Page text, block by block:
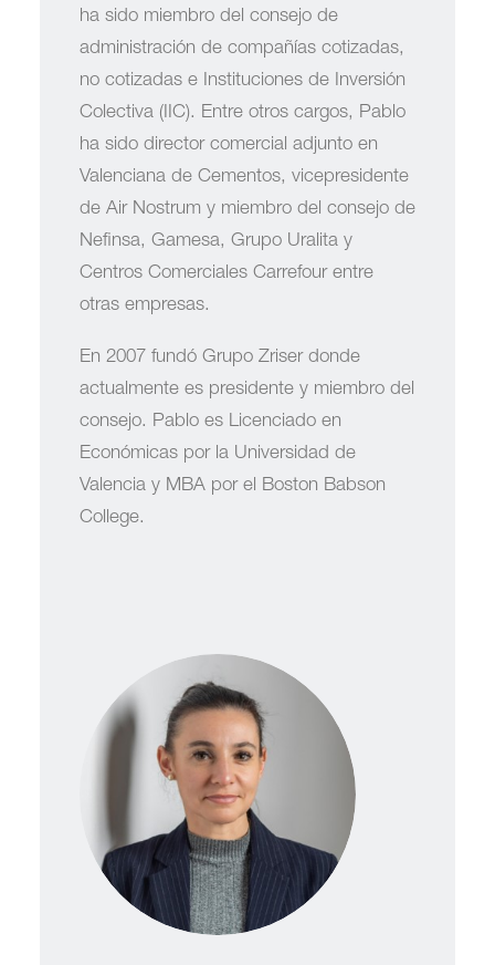
ha sido miembro del consejo de
administración de compañías cotizadas,
no cotizadas e Instituciones de Inversión
Colectiva (IIC). Entre otros cargos, Pablo
ha sido director comercial adjunto en
Valenciana de Cementos, vicepresidente
de Air Nostrum y miembro del consejo de
Nefinsa, Gamesa, Grupo Uralita y
Centros Comerciales Carrefour entre
otras empresas.
En 2007 fundó Grupo Zriser donde
actualmente es presidente y miembro del
consejo. Pablo es Licenciado en
Económicas por la Universidad de
Valencia y MBA por el Boston Babson
College.